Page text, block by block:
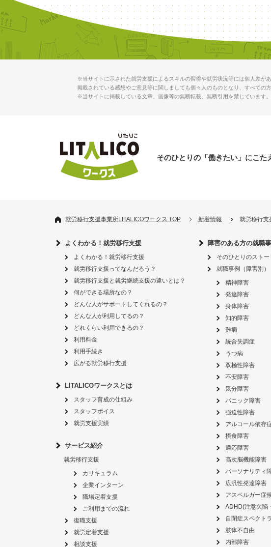
※当サイトに示された就労支援によるスキルの習得や就労状況等には個人差が
掲載されている感想やご意見等に関しましても個々人のものとなり、すべての
※当サイトに掲載している文章、画像等の無断転載、無断引用を禁じています。
そのひとりの「働きたい」にこた
就労移行支援事業所LITALICOワークス TOP 新着情報 就労移行支
よくわかる！就労移行支援
よくわかる！就労移行支援
就労移行支援ってなんだろう？
就労移行支援と就労継続支援の違いとは？
何ができる場所なの？
どんな人がサポートしてくれるの？
どんな人が利用してるの？
どれくらい利用できるの？
利用料金
利用手続き
広がる就労移行支援
LITALICOワークスとは
スタッフ育成の仕組み
スタッフボイス
就労支援実績
サービス紹介
就労移行支援
カリキュラム
企業インターン
職場定着支援
ご利用までの流れ
復職支援
就労定着支援
相談支援
障害のある方の就職
そのひとりのストー
就職事例（障害別）
精神障害
発達障害
身体障害
知的障害
難病
統合失調症
うつ病
双極性障害
不安障害
気分障害
パニック障害
強迫性障害
アルコール依存
摂食障害
適応障害
高次脳機能障害
パーソナリティ
広汎性発達障害
アスペルガー症
ADHD(注意欠陥
自閉症スペクト
肢体不自由
内部障害